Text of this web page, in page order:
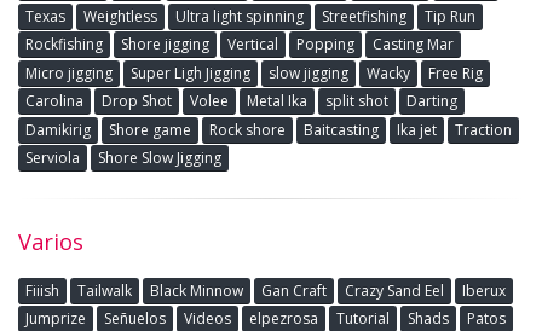
Texas
Weightless Ultra light spinning Streetfishing
Tip Run
Rockfishing
Shore jigging Vertical Popping
Casting Mar
Micro jigging
Super Ligh Jigging slow jigging Wacky
Free Rig
Carolina
Drop Shot Volee Metal Ika split shot
Darting
Damikirig
Shore game Rock shore Baitcasting Ika jet
Traction
Serviola
Shore Slow Jigging
Varios
Fiiish Tailwalk Black Minnow Gan Craft Crazy Sand Eel
Iberux
Jumprize
Señuelos Videos elpezrosa Tutorial Shads
Patos